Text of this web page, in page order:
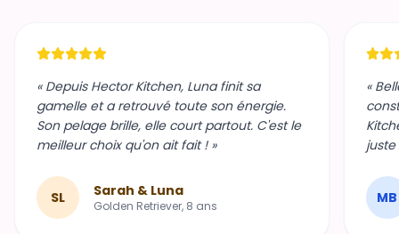
« Depuis Hector Kitchen, Luna finit sa
gamelle et a retrouvé toute son énergie.
Son pelage brille, elle court partout. C'est le
meilleur choix qu'on ait fait ! »
SL Sarah & Luna
Golden Retriever, 8 ans
«
MB